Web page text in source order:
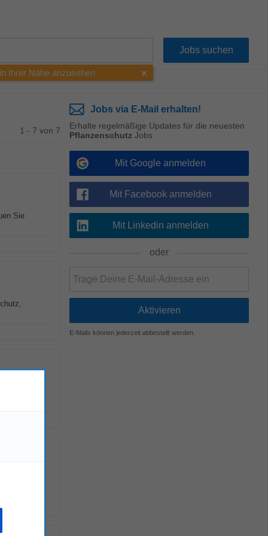
Ihrer Nähe anzusehen
1 - 7 von 7
Sie
in den
170
Jobs via E-Mail erhalten!
Erhalte regelmäßige Updates für die neuesten
Pflanzenschutz Jobs
Mit Google anmelden
Mit Facebook anmelden
Mit Linkedin anmelden
oder
E-Mails können jederzeit abbestellt werden.